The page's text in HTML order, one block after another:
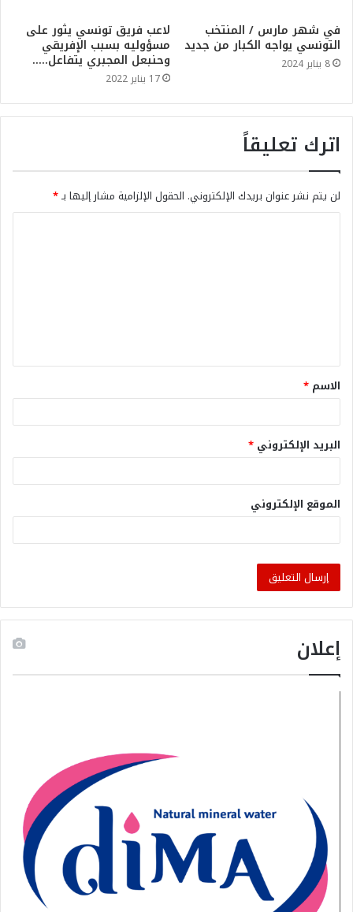
في شهر مارس / المنتخب
التونسي يواجه الكبار من جديد
8 يناير 2024
لاعب فريق تونسي يثور على
مسؤوليه بسبب الإفريقي
وحنبعل المجبري يتفاعل…..
17 يناير 2022
اترك تعليقاً
لن يتم نشر عنوان بريدك الإلكتروني. الحقول الإلزامية مشار إليها بـ*
الاسم *
البريد الإلكتروني *
الموقع الإلكتروني
إعلان